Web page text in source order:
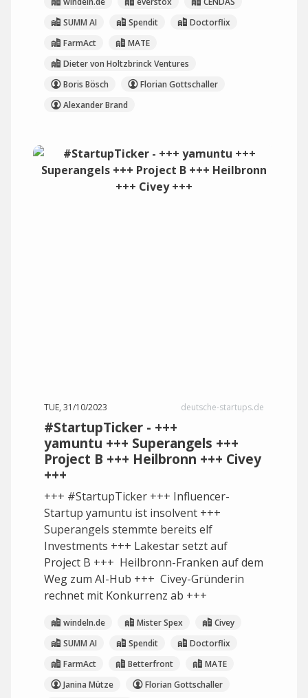
SUMM AI
Spendit
Doctorflix
FarmAct
MATE
Dieter von Holtzbrinck Ventures
Boris Bösch
Florian Gottschaller
Alexander Brand
TUE, 31/10/2023 deutsche-startups.de
#StartupTicker - +++
yamuntu +++ Superangels +++
Project B +++ Heilbronn +++ Civey
+++
+++ #StartupTicker +++ Influencer-
Startup yamuntu ist insolvent +++
Superangels stemmte bereits elf
Investments +++ Lakestar setzt auf
Project B +++ Heilbronn-Franken auf dem
Weg zum AI-Hub +++ Civey-Gründerin
rechnet mit Konkurrenz ab +++
windeln.de Mister Spex
Civey
SUMM AI
Spendit
Doctorflix
FarmAct
Betterfront
MATE
Janina Mütze
Florian Gottschaller